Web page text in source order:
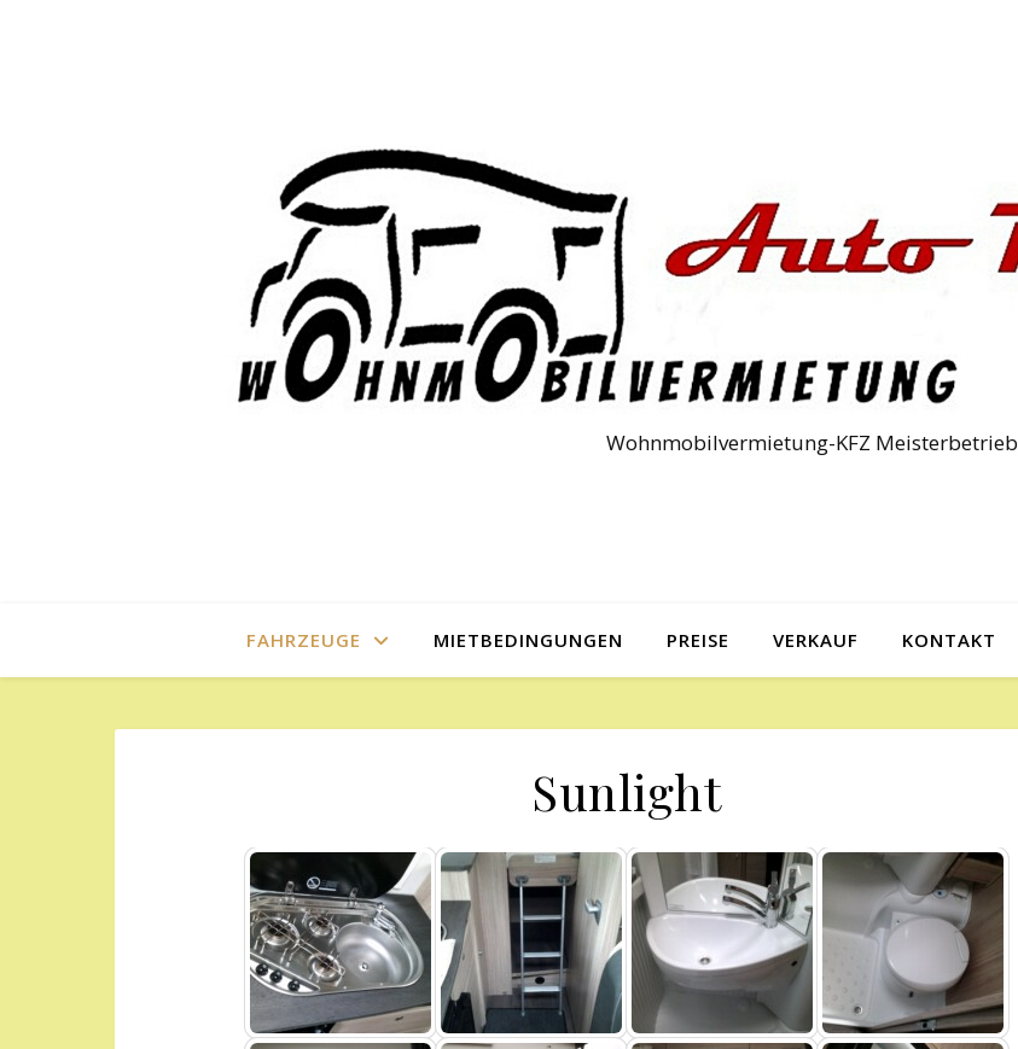
Wohnmobilvermietung-KFZ Meisterbetrieb
FAHRZEUGE MIETBEDINGUNGEN PREISE VERKAUF KONTAKT
Sunlight